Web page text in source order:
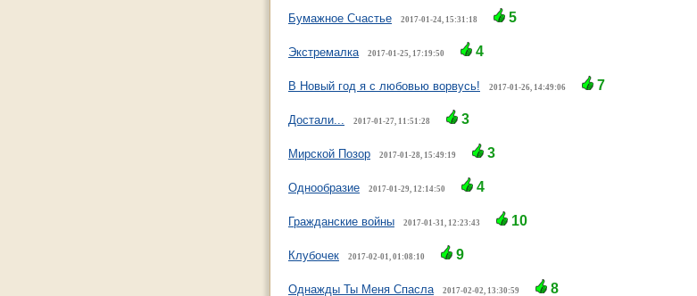
Бумажное Счастье 2017-01-24, 15:31:18 5
Экстремалка 2017-01-25, 17:19:50 4
В Новый год я с любовью ворвусь! 2017-01-26, 14:49:06 7
Достали... 2017-01-27, 11:51:28 3
Мирской Позор 2017-01-28, 15:49:19 3
Однообразие 2017-01-29, 12:14:50 4
Гражданские войны 2017-01-31, 12:23:43 10
Клубочек 2017-02-01, 01:08:10 9
Однажды Ты Меня Спасла 2017-02-02, 13:30:59 8